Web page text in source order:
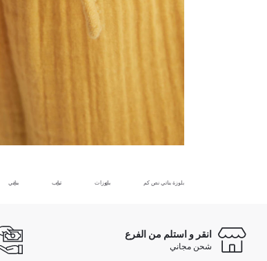
بناتي ثياب بلوزات بلوزة بناتي نص كم
انقر و استلم من الفرع
شحن مجاني